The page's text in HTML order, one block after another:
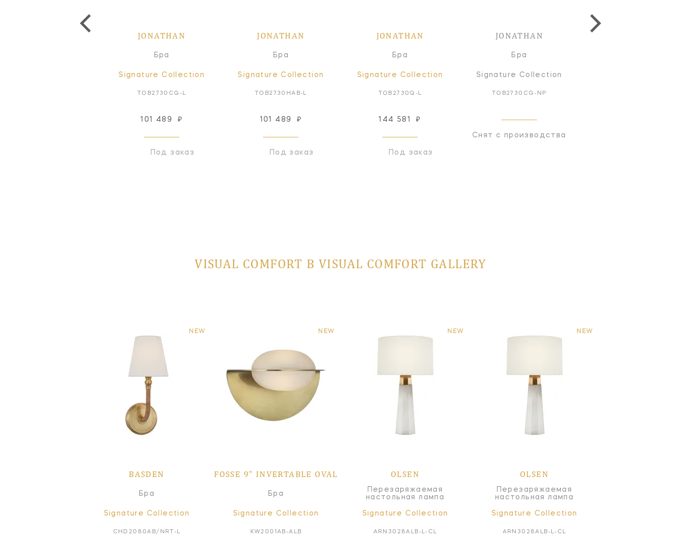
JONATHAN
Бра
Signature Collection
TOB2730CG-L
101 489 ₽
Под заказ
JONATHAN
Бра
Signature Collection
TOB2730HAB-L
101 489 ₽
Под заказ
JONATHAN
Бра
Signature Collection
TOB2730Q-L
144 581 ₽
Под заказ
JONATHAN
Бра
Signature Collection
TOB2730CG-NP
Снят с производства
VISUAL COMFORT В VISUAL COMFORT GALLERY
NEW
BASDEN
Бра
Signature Collection
CHD2080AB/NRT-L
NEW
FOSSE 9" INVERTABLE OVAL
Бра
Signature Collection
KW2001AB-ALB
NEW
OLSEN
Перезаряжаемая
настольная лампа
Signature Collection
ARN3028ALB-L-CL
NEW
OLSEN
Перезаряжаемая
настольная лампа
Signature Collection
ARN3028ALB-L-CL